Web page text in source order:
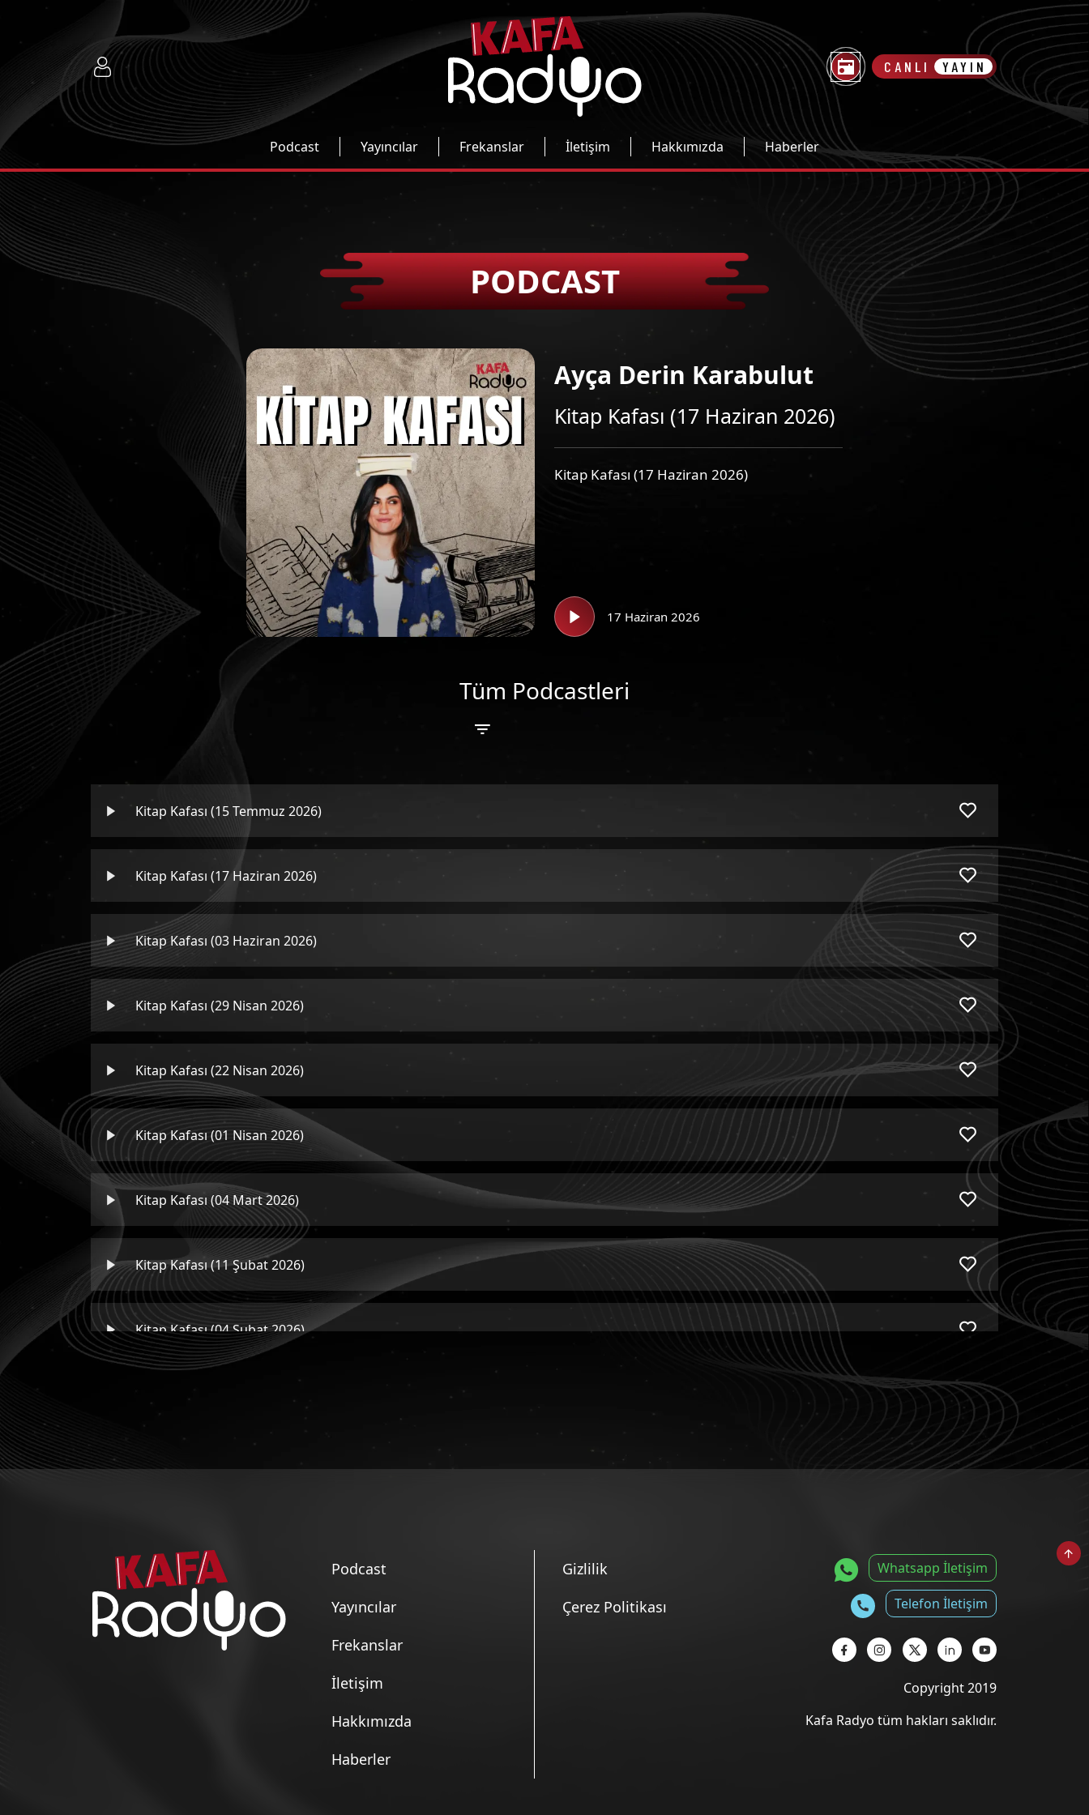
CANLI YAYIN
Podcast Yayıncılar Frekanslar İletişim Hakkımızda Haberler
PODCAST
Ayça Derin Karabulut
Kitap Kafası (17 Haziran 2026)
Kitap Kafası (17 Haziran 2026)
17 Haziran 2026
Tüm Podcastleri
Kitap Kafası (15 Temmuz 2026)
Kitap Kafası (17 Haziran 2026)
Kitap Kafası (03 Haziran 2026)
Kitap Kafası (29 Nisan 2026)
Kitap Kafası (22 Nisan 2026)
Kitap Kafası (01 Nisan 2026)
Kitap Kafası (04 Mart 2026)
Kitap Kafası (11 Şubat 2026)
Kitap Kafası (04 Şubat 2026)
Kitap Kafası (17 Aralık 2025)
Kitap Kafası (05 Kasım 2025)
Kitap Kafası (06 Ağustos 2025)
Podcast
Yayıncılar
Frekanslar
İletişim
Hakkımızda
Haberler
Gizlilik
Çerez Politikası
Whatsapp İletişim
Telefon İletişim
Copyright 2019
Kafa Radyo tüm hakları saklıdır.